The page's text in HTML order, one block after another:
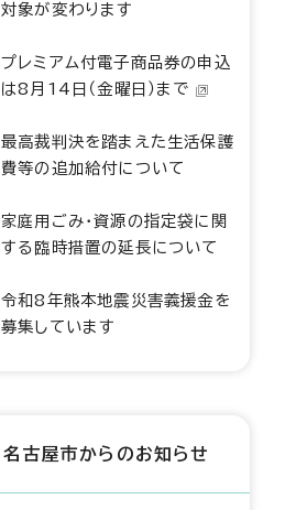
対象が変わります
プレミアム付電子商品券の申込
は8月14日（金曜日）まで
最高裁判決を踏まえた生活保護
費等の追加給付について
家庭用ごみ・資源の指定袋に関
する臨時措置の延長について
令和8年熊本地震災害義援金を
募集しています
名古屋市からのお知らせ